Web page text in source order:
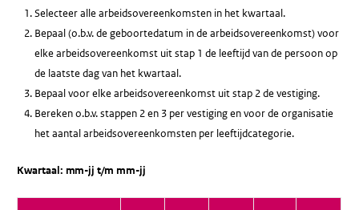
Selecteer alle arbeidsovereenkomsten in het kwartaal.
Bepaal (o.b.v. de geboortedatum in de arbeidsovereenkomst) voor
elke arbeidsovereenkomst uit stap 1 de leeftijd van de persoon op
de laatste dag van het kwartaal.
Bepaal voor elke arbeidsovereenkomst uit stap 2 de vestiging.
Bereken o.b.v. stappen 2 en 3 per vestiging en voor de organisatie
het aantal arbeidsovereenkomsten per leeftijdcategorie.
Kwartaal: mm-jj t/m mm-jj